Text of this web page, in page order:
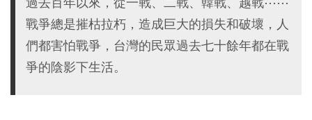
戰爭總是摧枯拉朽，造成巨大的損失和破壞，人
們都害怕戰爭，台灣的民眾過去七十餘年都在戰
爭的陰影下生活。